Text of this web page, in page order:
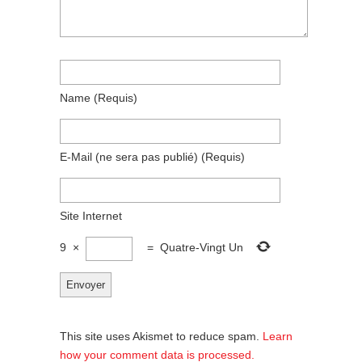
Name (requis)
E-Mail (ne sera pas publié) (requis)
Site Internet
9 × = Quatre-Vingt Un
This site uses Akismet to reduce spam. Learn
how your comment data is processed.